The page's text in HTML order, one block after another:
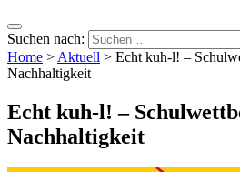
Suchen nach:
Home >Aktuell > Echt kuh-l! –
Nachhaltigkeit
Echt kuh-l! –
Nachhaltigkeit